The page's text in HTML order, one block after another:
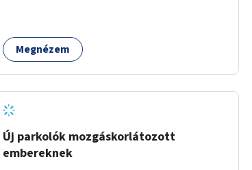
mozgás népszerűsítésével mindenki számára
nagy élményt nyújthat.
Megnézem
Új parkolók mozgáskorlátozott
embereknek